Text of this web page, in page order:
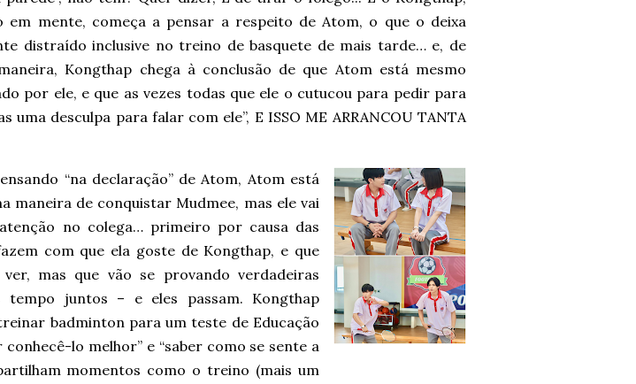
em mente, começa a pensar a respeito de Atom, o que o deixa
distraído inclusive no treino de basquete de mais tarde… e, de
Kongthap chega à conclusão de que Atom está mesmo
por ele, e que as vezes todas que ele o cutucou para pedir para
uma desculpa para falar com ele”, E ISSO ME ARRANCOU TANTA
“na declaração” de Atom, Atom está
maneira de conquistar Mudmee, mas ele vai
no colega… primeiro por causa das
com que ela goste de Kongthap, e que
mas que vão se provando verdadeiras
tempo juntos – e eles passam. Kongthap
badminton para um teste de Educação
lo melhor” e “saber como se sente a
momentos como o treino (mais um